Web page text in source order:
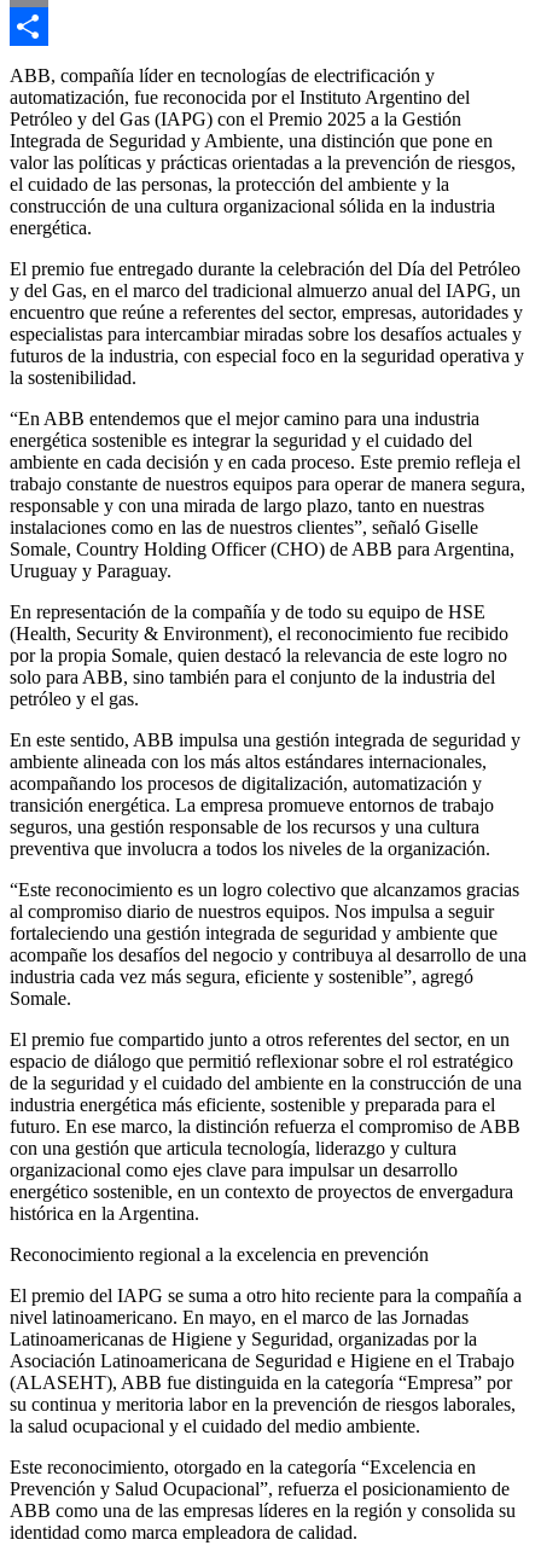
Email
Compartir
ABB, compañía líder en tecnologías de electrificación y
automatización, fue reconocida por el Instituto Argentino del
Petróleo y del Gas (IAPG) con el Premio 2025 a la Gestión
Integrada de Seguridad y Ambiente, una distinción que pone en
valor las políticas y prácticas orientadas a la prevención de riesgos,
el cuidado de las personas, la protección del ambiente y la
construcción de una cultura organizacional sólida en la industria
energética.
El premio fue entregado durante la celebración del Día del Petróleo
y del Gas, en el marco del tradicional almuerzo anual del IAPG, un
encuentro que reúne a referentes del sector, empresas, autoridades y
especialistas para intercambiar miradas sobre los desafíos actuales y
futuros de la industria, con especial foco en la seguridad operativa y
la sostenibilidad.
“En ABB entendemos que el mejor camino para una industria
energética sostenible es integrar la seguridad y el cuidado del
ambiente en cada decisión y en cada proceso. Este premio refleja el
trabajo constante de nuestros equipos para operar de manera segura,
responsable y con una mirada de largo plazo, tanto en nuestras
instalaciones como en las de nuestros clientes”, señaló Giselle
Somale, Country Holding Officer (CHO) de ABB para Argentina,
Uruguay y Paraguay.
En representación de la compañía y de todo su equipo de HSE
(Health, Security & Environment), el reconocimiento fue recibido
por la propia Somale, quien destacó la relevancia de este logro no
solo para ABB, sino también para el conjunto de la industria del
petróleo y el gas.
En este sentido, ABB impulsa una gestión integrada de seguridad y
ambiente alineada con los más altos estándares internacionales,
acompañando los procesos de digitalización, automatización y
transición energética. La empresa promueve entornos de trabajo
seguros, una gestión responsable de los recursos y una cultura
preventiva que involucra a todos los niveles de la organización.
“Este reconocimiento es un logro colectivo que alcanzamos gracias
al compromiso diario de nuestros equipos. Nos impulsa a seguir
fortaleciendo una gestión integrada de seguridad y ambiente que
acompañe los desafíos del negocio y contribuya al desarrollo de una
industria cada vez más segura, eficiente y sostenible”, agregó
Somale.
El premio fue compartido junto a otros referentes del sector, en un
espacio de diálogo que permitió reflexionar sobre el rol estratégico
de la seguridad y el cuidado del ambiente en la construcción de una
industria energética más eficiente, sostenible y preparada para el
futuro. En ese marco, la distinción refuerza el compromiso de ABB
con una gestión que articula tecnología, liderazgo y cultura
organizacional como ejes clave para impulsar un desarrollo
energético sostenible, en un contexto de proyectos de envergadura
histórica en la Argentina.
Reconocimiento regional a la excelencia en prevención
El premio del IAPG se suma a otro hito reciente para la compañía a
nivel latinoamericano. En mayo, en el marco de las Jornadas
Latinoamericanas de Higiene y Seguridad, organizadas por la
Asociación Latinoamericana de Seguridad e Higiene en el Trabajo
(ALASEHT), ABB fue distinguida en la categoría “Empresa” por
su continua y meritoria labor en la prevención de riesgos laborales,
la salud ocupacional y el cuidado del medio ambiente.
Este reconocimiento, otorgado en la categoría “Excelencia en
Prevención y Salud Ocupacional”, refuerza el posicionamiento de
ABB como una de las empresas líderes en la región y consolida su
identidad como marca empleadora de calidad.